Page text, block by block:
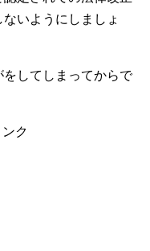
いようにしましょ
してしまってからで
ク